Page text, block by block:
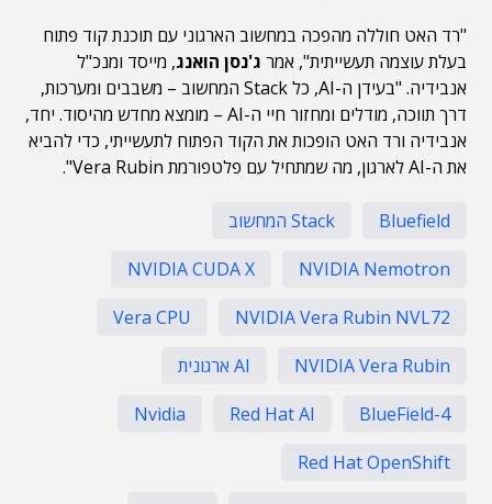
"רד האט חוללה מהפכה במחשוב הארגוני עם תוכנת קוד פתוח
בעלת עוצמה תעשייתית", אמר ג'נסן הואנג, מייסד ומנכ"ל
אנבידיה. "בעידן ה-AI, כל Stack המחשוב – משבבים ומערכות,
דרך תווכה, מודלים ומחזור חיי ה-AI – מומצא מחדש מהיסוד. יחד,
אנבידיה ורד האט הופכות את הקוד הפתוח לתעשייתי, כדי להביא
את ה-AI לארגון, מה שמתחיל עם פלטפורמת Vera Rubin".
Bluefield
Stack המחשוב
NVIDIA Nemotron
NVIDIA CUDA X
NVIDIA Vera Rubin NVL72
Vera CPU
NVIDIA Vera Rubin
AI ארגונית
BlueField-4
Red Hat AI
Nvidia
Red Hat OpenShift